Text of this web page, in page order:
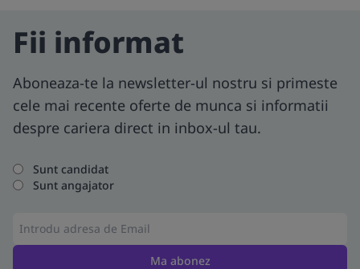
Fii informat
Aboneaza-te la newsletter-ul nostru si primeste
cele mai recente oferte de munca si informatii
despre cariera direct in inbox-ul tau.
Sunt candidat
Sunt angajator
Ma abonez